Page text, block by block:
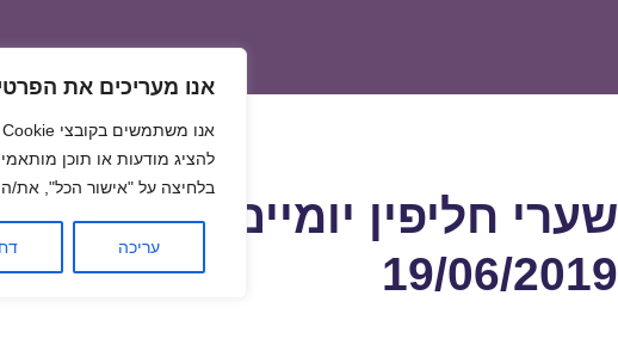
אנו מעריכים את
להציג מודעות או תוכן
בלחיצה על "אישור הכל", את/ה
עריכה
שערי חליפין יומיים לתאריך
19/06/2019